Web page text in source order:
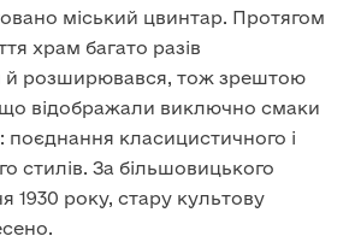
міський цвинтар. Протягом
храм багато разів
й розширювався, тож зрештою
відображали виключно смаки
поєднання класицистичного і
стилів. За більшовицького
1930 року, стару культову